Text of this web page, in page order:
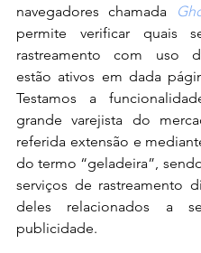
navegadores chamada
permite verificar quais
rastreamento com uso
estão ativos em dada
Testamos a
grande varejista do
referida extensão e
do termo “geladeira”,
serviços de rastreamento
deles relacionados a
publicidade.